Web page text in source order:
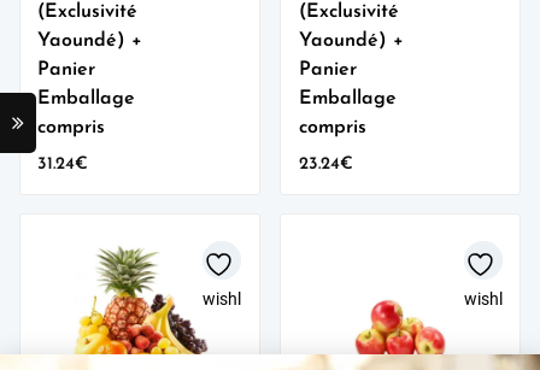
(Exclusivité
Yaoundé) +
Panier
Emballage
compris
31.24€
(Exclusivité
Yaoundé) +
Panier
Emballage
compris
23.24€
wishlist wishlist